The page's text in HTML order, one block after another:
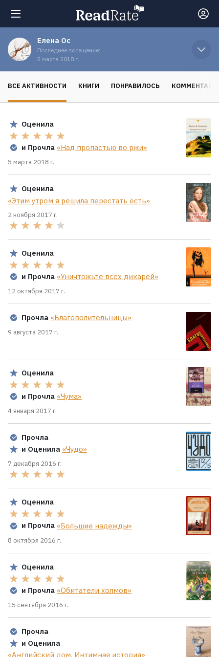
Поиск
Книги
Экранизации
Коллекции
Елена Ос
Последнее посещение:
5 марта 2018 г.
ВСЕ АКТИВНОСТИ КНИГИ ПОНРАВИЛОСЬ
Оценила
и Прочла «Над пропастью во ржи»
5 марта 2018 г.
Оценила
«Этим утром я решила перестать есть»
2 ноября 2017 г.
Оценила
и Прочла «Уничтожьте всех дикарей»
12 октября 2017 г.
Прочла «Благоволительницы»
9 августа 2017 г.
Оценила
и Прочла «Чума»
4 января 2017 г.
Прочла
и Оценила «Чудо»
7 декабря 2016 г.
Оценила
и Прочла «Большие надежды»
8 октября 2016 г.
Оценила
и Прочла «Обитатели холмов»
15 сентября 2016 г.
Прочла
и Оценила
«Английский дом. Интимная история»